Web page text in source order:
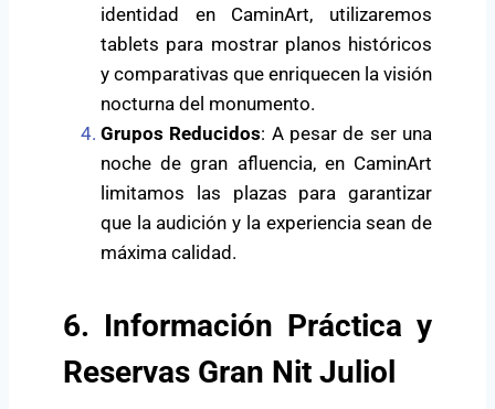
identidad en CaminArt, utilizaremos
tablets para mostrar planos históricos
y comparativas que enriquecen la visión
nocturna del monumento.
Grupos Reducidos: A pesar de ser una
noche de gran afluencia, en CaminArt
limitamos las plazas para garantizar
que la audición y la experiencia sean de
máxima calidad.
6. Información Práctica y
Reservas Gran Nit Juliol